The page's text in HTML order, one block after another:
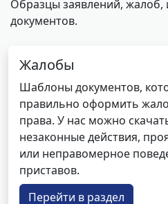
Образцы заявлений, жалоб,
документов.
Жалобы
Шаблоны документов,
правильно оформить
права. У нас можно
незаконные действия,
или неправомерное
приставов.
Перейти в раздел